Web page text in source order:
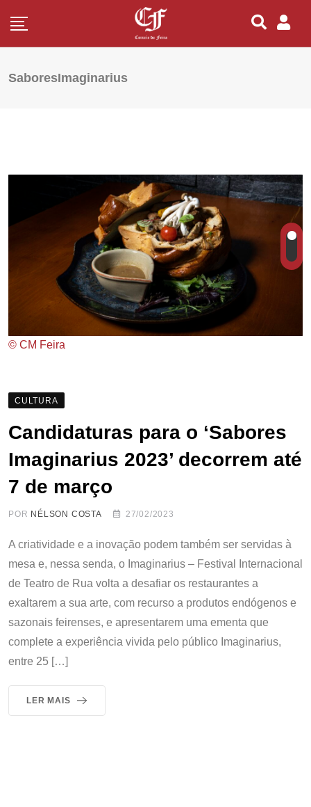
SaboresImaginarius
© CM Feira
CULTURA
Candidaturas para o ‘Sabores
Imaginarius 2023’ decorrem até
7 de março
POR NÉLSON COSTA 27/02/2023
A criatividade e a inovação podem também ser servidas à
mesa e, nessa senda, o Imaginarius – Festival Internacional
de Teatro de Rua volta a desafiar os restaurantes a
exaltarem a sua arte, com recurso a produtos endógenos e
sazonais feirenses, e apresentarem uma ementa que
complete a experiência vivida pelo público Imaginarius,
entre 25 […]
LER MAIS